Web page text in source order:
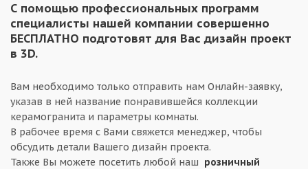
С помощью профессиональных программ
специалисты нашей компании совершенно
БЕСПЛАТНО подготовят для Вас дизайн проект
в 3D.
Вам необходимо только отправить нам Онлайн-заявку,
указав в ней название понравившейся коллекции
керамогранита и параметры комнаты.
В рабочее время с Вами свяжется менеджер, чтобы
обсудить детали Вашего дизайн проекта.
Также Вы можете посетить любой наш розничный